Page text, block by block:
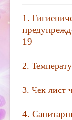
1.
19
2.
3. Чек лист
4.